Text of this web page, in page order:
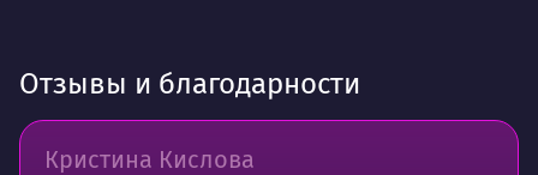
Отзывы и благодарности
Кристина Кислова